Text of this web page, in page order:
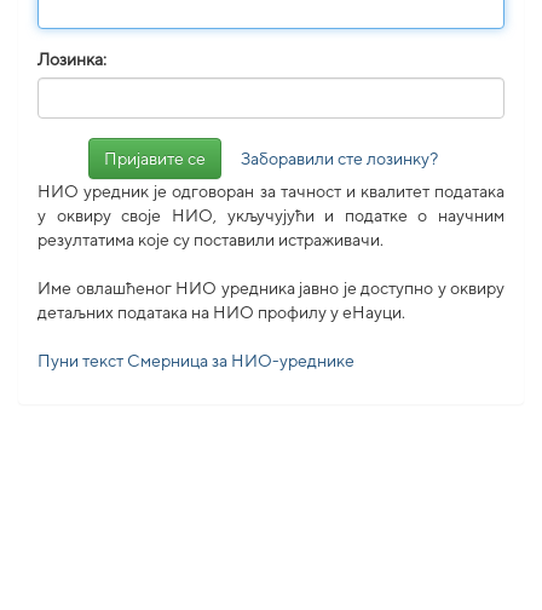
Лозинка:
Заборавили сте лозинку?
НИО уредник је одговоран за тачност и квалитет података
у оквиру своје НИО, укључујући и податке о научним
резултатима које су поставили истраживачи.
Име овлашћеног НИО уредника јавно је доступно у оквиру
детаљних података на НИО профилу у еНауци.
Пуни текст Смерница за НИО-уреднике